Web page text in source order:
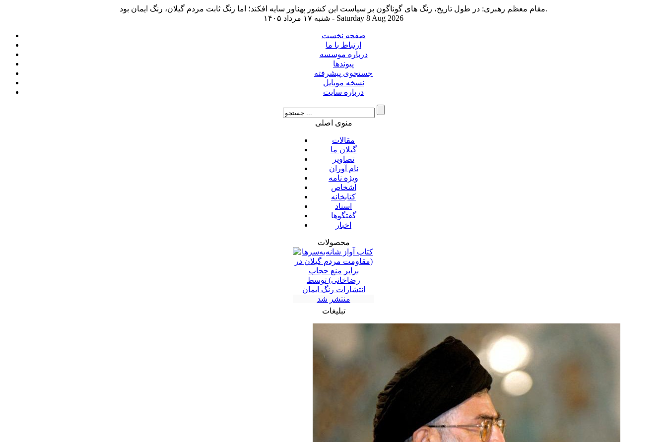
مقام معظم رهبری: در طول تاریخ، رنگ های گوناگون بر سیاست این کشور پهناور سایه افکند؛ اما رنگ ثابت مردم گیلان، رنگ ایمان بود.
شنبه ۱۷ مرداد ۱۴۰۵ - Saturday 8 Aug 2026
صفحه نخست
ارتباط با ما
درباره موسسه
پیوندها
جستجوی پیشرفته
نسخه موبایل
درباره سایت
منوی اصلی
مقالات
گیلان ما
تصاویر
نام آوران
ویژه نامه
اشخاص
کتابخانه
اسناد
گفتگوها
اخبار
محصولات
تبلیغات